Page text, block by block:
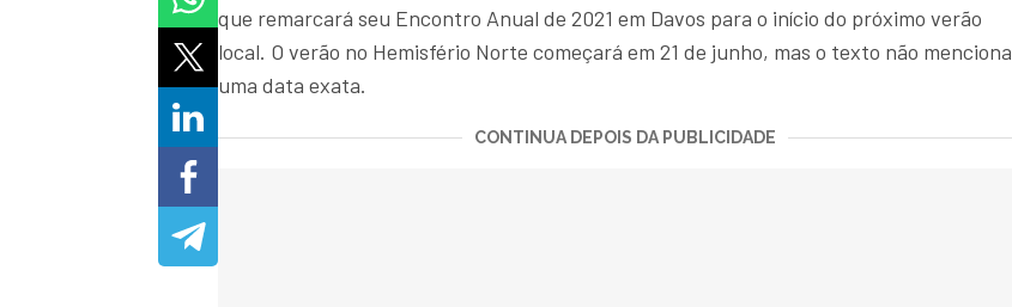
que remarcará seu Encontro Anual de 2021 em Davos para o início do próximo verão
local. O verão no Hemisfério Norte começará em 21 de junho, mas o texto não menciona
uma data exata.
CONTINUA DEPOIS DA PUBLICIDADE